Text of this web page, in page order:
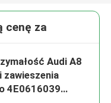
cenę za
Audi A8
zawieszenia
4E0616039